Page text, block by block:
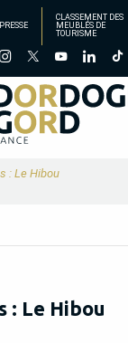
PRESSE
CLASSEMENT DES
MEUBLÉS DE
TOURISME
: Le Hibou
: Le Hibou